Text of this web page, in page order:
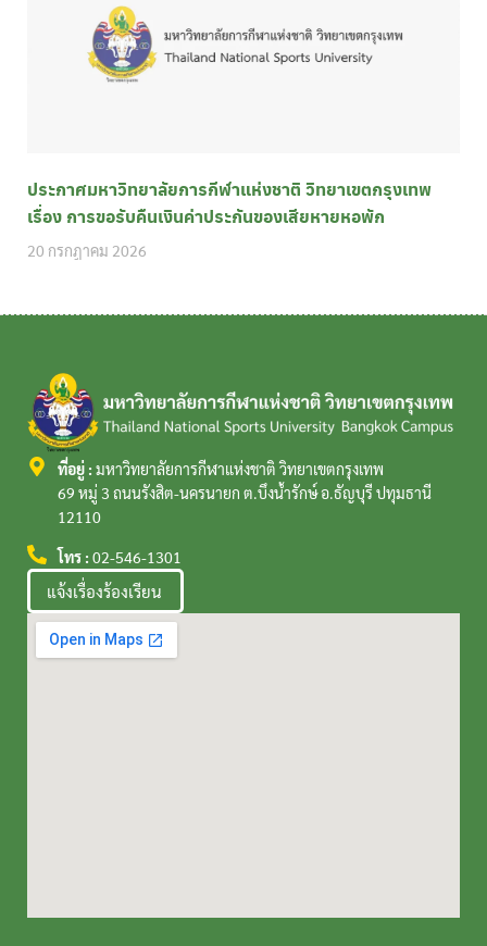
ประกาศมหาวิทยาลัยการกีฬาแห่งชาติ วิทยาเขตกรุงเทพ
เรื่อง การขอรับคืนเงินค่าประกันของเสียหายหอพัก
20 กรกฎาคม 2026
ที่อยู่ : มหาวิทยาลัยการกีฬาแห่งชาติ วิทยาเขตกรุงเทพ
69 หมู่ 3 ถนนรังสิต-นครนายก ต.บึงน้ำรักษ์ อ.ธัญบุรี ปทุมธานี
12110
โทร : 02-546-1301
แจ้งเรื่องร้องเรียน